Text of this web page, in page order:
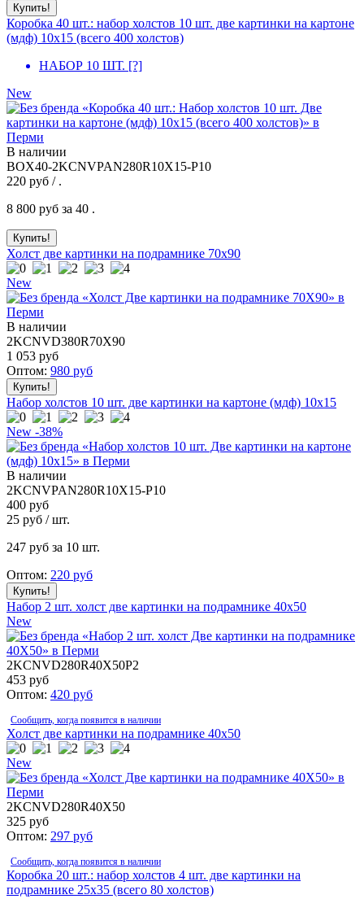
Коробка 40 шт.: набор холстов 10 шт. две картинки на картоне
(мдф) 10x15 (всего 400 холстов)
НАБОР 10 ШТ. [?]
New
В наличии
BOX40-2KCNVPAN280R10X15-P10
220 руб / .
8 800 руб за 40 .
Холст две картинки на подрамнике 70x90
New
В наличии
2KCNVD380R70X90
1 053 руб
Оптом: 980 руб
Набор холстов 10 шт. две картинки на картоне (мдф) 10x15
New -38%
В наличии
2KCNVPAN280R10X15-P10
400 руб
25 руб / шт.
247 руб за 10 шт.
Оптом: 220 руб
Набор 2 шт. холст две картинки на подрамнике 40x50
New
2KCNVD280R40X50P2
453 руб
Оптом: 420 руб
Сообщить, когда появится в наличии
Холст две картинки на подрамнике 40x50
New
2KCNVD280R40X50
325 руб
Оптом: 297 руб
Сообщить, когда появится в наличии
Коробка 20 шт.: набор холстов 4 шт. две картинки на
подрамнике 25x35 (всего 80 холстов)